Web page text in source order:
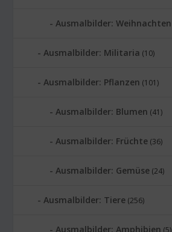
Ausmalbilder: Weihnachten
Ausmalbilder: Militaria (10)
Ausmalbilder: Pflanzen (101)
Ausmalbilder: Blumen (41)
Ausmalbilder: Früchte (36)
Ausmalbilder: Gemüse (24)
Ausmalbilder: Tiere (256)
Ausmalbilder: Amphibien (5)